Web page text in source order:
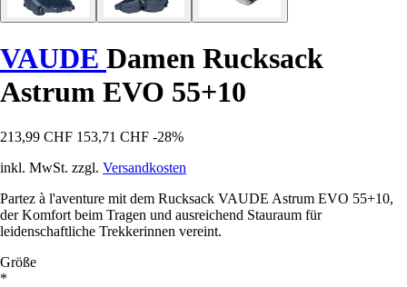
VAUDE Damen Rucksack
Astrum EVO 55+10
213,99 CHF 153,71 CHF -28%
inkl. MwSt. zzgl. Versandkosten
Partez à l'aventure mit dem Rucksack VAUDE Astrum EVO 55+10,
der Komfort beim Tragen und ausreichend Stauraum für
leidenschaftliche Trekkerinnen vereint.
Größe
*